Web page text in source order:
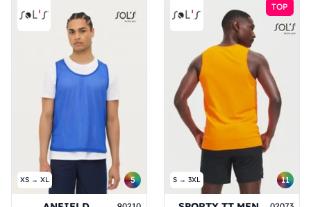
XS → XL 5
TOP
S → 3XL 11